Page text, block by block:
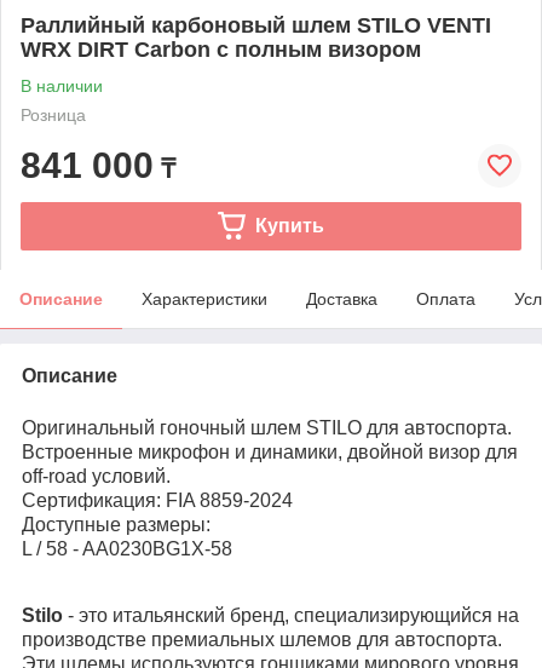
Раллийный карбоновый шлем STILO VENTI
WRX DIRT Carbon с полным визором
В наличии
Розница
841 000 ₸
Купить
Описание Характеристики Доставка Оплата
Описание
Оригинальный гоночный шлем STILO для автоспорта.
Встроенные микрофон и динамики, двойной визор для
off-road условий.
Сертификация: FIA 8859-2024
Доступные размеры:
L / 58 - AA0230BG1X-58
Stilo - это итальянский бренд, специализирующийся на
производстве премиальных шлемов для автоспорта.
Эти шлемы используются гонщиками мирового уровня